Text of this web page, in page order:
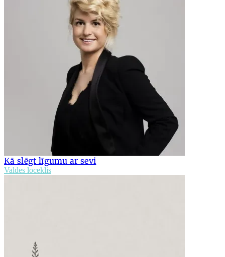
Kā slēgt līgumu ar sevi
Valdes loceklis